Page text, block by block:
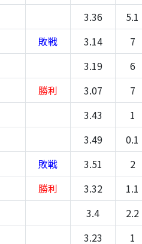
3.36 5.1
敗戦 3.14 7
3.19 6
勝利 3.07 7
3.43 1
3.49 0.1
敗戦 3.51 2
勝利 3.32 1.1
3.4 2.2
3.23 1